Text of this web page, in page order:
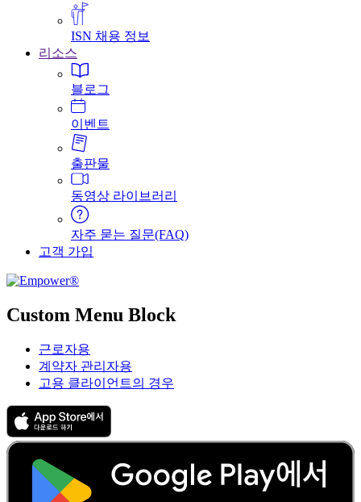
ISN 채용 정보
리소스
블로그
이벤트
출판물
동영상 라이브러리
자주 묻는 질문(FAQ)
고객 가입
Custom Menu Block
근로자용
계약자 관리자용
고용 클라이언트의 경우